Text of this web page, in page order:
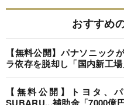
おすすめ
【無料公開】パナソニック
ラ依存を脱却し「国内新工
【無料公開】トヨタ、